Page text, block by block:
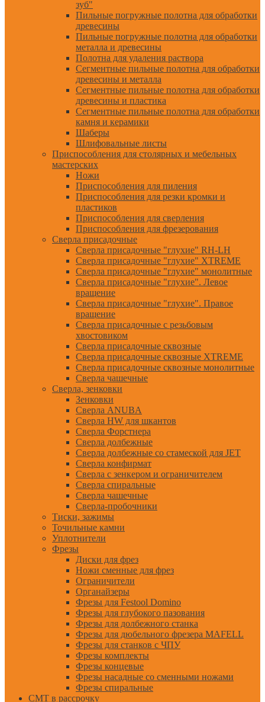
зуб"
Пильные погружные полотна для обработки
древесины
Пильные погружные полотна для обработки
металла и древесины
Полотна для удаления раствора
Сегментные пильные полотна для обработки
древесины и металла
Сегментные пильные полотна для обработки
древесины и пластика
Сегментные пильные полотна для обработки
камня и керамики
Шаберы
Шлифовальные листы
Приспособления для столярных и мебельных
мастерских
Ножи
Приспособления для пиления
Приспособления для резки кромки и
пластиков
Приспособления для сверления
Приспособления для фрезерования
Сверла присадочные
Сверла присадочные "глухие" RH-LH
Сверла присадочные "глухие" XTREME
Сверла присадочные "глухие" монолитные
Сверла присадочные "глухие". Левое
вращение
Сверла присадочные "глухие". Правое
вращение
Сверла присадочные с резьбовым
хвостовиком
Сверла присадочные сквозные
Сверла присадочные сквозные XTREME
Сверла присадочные сквозные монолитные
Сверла чашечные
Сверла, зенковки
Зенковки
Сверла ANUBA
Сверла HW для шкантов
Сверла Форстнера
Сверла долбежные
Сверла долбежные со стамеской для JET
Сверла конфирмат
Сверла с зенкером и ограничителем
Сверла спиральные
Сверла чашечные
Сверла-пробочники
Тиски, зажимы
Точильные камни
Уплотнители
Фрезы
Диски для фрез
Ножи сменные для фрез
Ограничители
Органайзеры
Фрезы для Festool Domino
Фрезы для глубокого пазования
Фрезы для долбежного станка
Фрезы для дюбельного фрезера MAFELL
Фрезы для станков с ЧПУ
Фрезы комплекты
Фрезы концевые
Фрезы насадные со сменными ножами
Фрезы спиральные
CMT в рассрочку